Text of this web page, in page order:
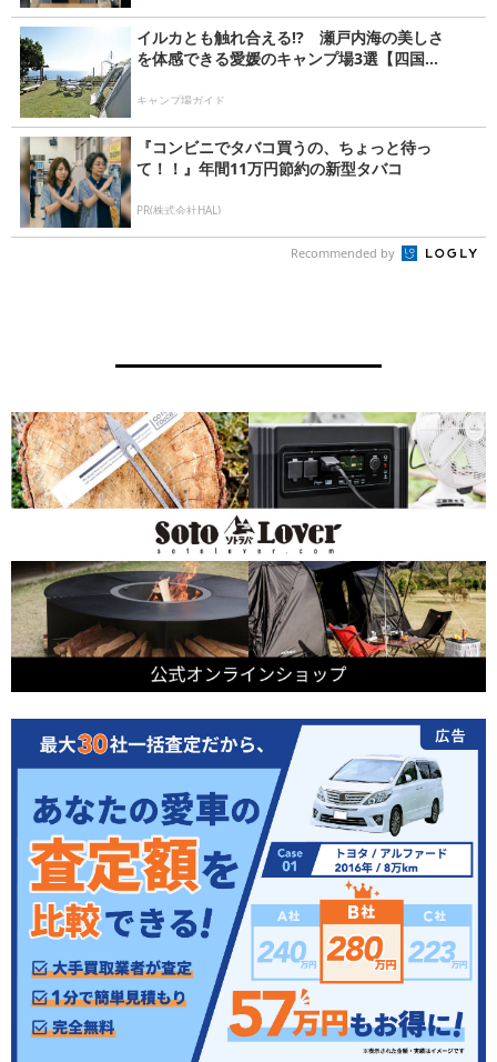
イルカとも触れ合える!? 瀬戸内海の美しさ
を体感できる愛媛のキャンプ場3選【四国...
キャンプ場ガイド
『コンビニでタバコ買うの、ちょっと待っ
て！！』年間11万円節約の新型タバコ
PR(株式会社HAL)
Recommended by